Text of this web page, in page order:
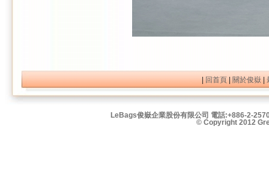
|回首頁|關於俊嶽|
LeBags俊嶽企業股份有限公司 電話:+886-2-
© Copyright 2012